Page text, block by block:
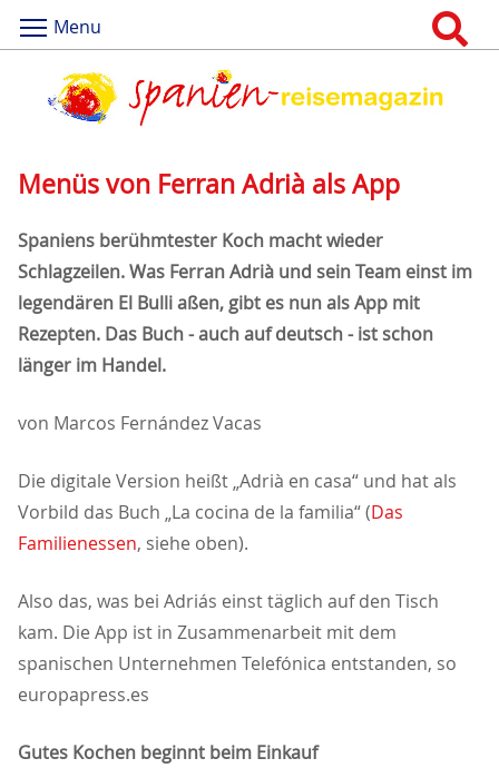
Menu
Menüs von Ferran Adrià als App
Spaniens berühmtester Koch macht wieder
Schlagzeilen. Was Ferran Adrià und sein Team einst im
legendären El Bulli aßen, gibt es nun als App mit
Rezepten. Das Buch - auch auf deutsch - ist schon
länger im Handel.
von Marcos Fernández Vacas
Die digitale Version heißt „Adrià en casa“ und hat als
Vorbild das Buch „La cocina de la familia“ (Das
Familienessen, siehe oben).
Also das, was bei Adriás einst täglich auf den Tisch
kam. Die App ist in Zusammenarbeit mit dem
spanischen Unternehmen Telefónica entstanden, so
europapress.es
Gutes Kochen beginnt beim Einkauf